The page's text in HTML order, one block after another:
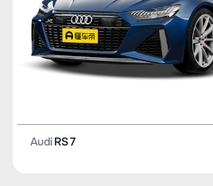
AudiRS 7